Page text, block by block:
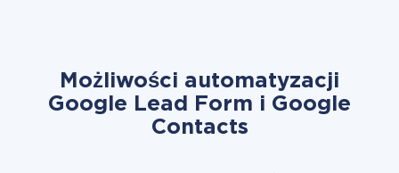
Możliwości automatyzacji
Google Lead Form i Google
Contacts